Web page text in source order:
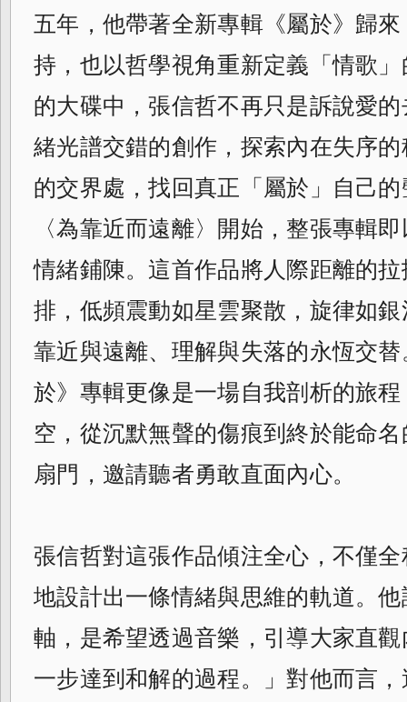
五年，他帶著全新專輯《屬於》歸
持，也以哲學視角重新定義「情歌
的大碟中，張信哲不再只是訴說愛
緒光譜交錯的創作，探索內在失序
的交界處，找回真正「屬於」自己
〈為靠近而遠離〉開始，整張專輯
情緒鋪陳。這首作品將人際距離的
排，低頻震動如星雲聚散，旋律如
靠近與遠離、理解與失落的永恆交
於》專輯更像是一場自我剖析的旅
空，從沉默無聲的傷痕到終於能命
扇門，邀請聽者勇敢直面內心。
張信哲對這張作品傾注全心，不僅
地設計出一條情緒與思維的軌道。
軸，是希望透過音樂，引導大家直
一步達到和解的過程。」對他而言